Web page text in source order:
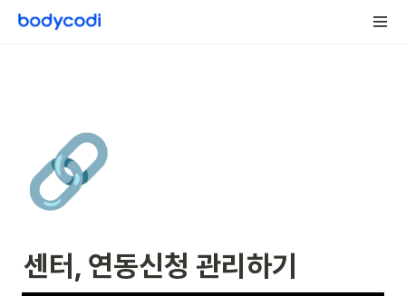
🔗
센터, 연동신청 관리하기